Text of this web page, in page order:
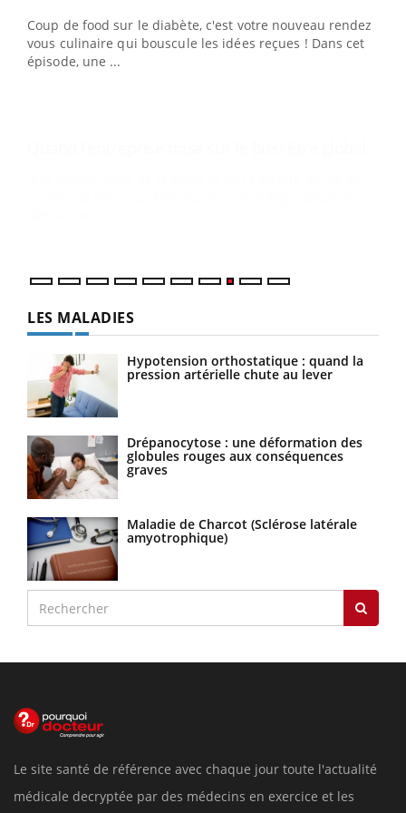
Coup de food sur le diabète, c'est votre nouveau rendez-
vous culinaire qui bouscule les idées reçues ! Dans cet
épisode, une ...
"Les rendez-vous de la santé et de la qualité de vie au
travail" de Pourquoi Docteur reçoivent Régis Blugeon,
DRH et directeur ...
LES MALADIES
Hypotension orthostatique : quand la
pression artérielle chute au lever
Drépanocytose : une déformation des
globules rouges aux conséquences
graves
Maladie de Charcot (Sclérose latérale
amyotrophique)
Le site santé de référence avec chaque jour toute l'actualité
médicale decryptée par des médecins en exercice et les